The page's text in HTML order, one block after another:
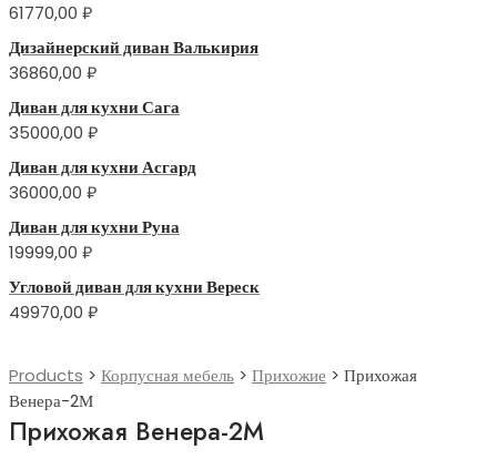
61770,00 ₽
Дизайнерский диван Валькирия
36860,00 ₽
Диван для кухни Сага
35000,00 ₽
Диван для кухни Асгард
36000,00 ₽
Диван для кухни Руна
19999,00 ₽
Угловой диван для кухни Вереск
49970,00 ₽
Products > Корпусная мебель > Прихожие > Прихожая
Венера-2М
Прихожая Венера-2М